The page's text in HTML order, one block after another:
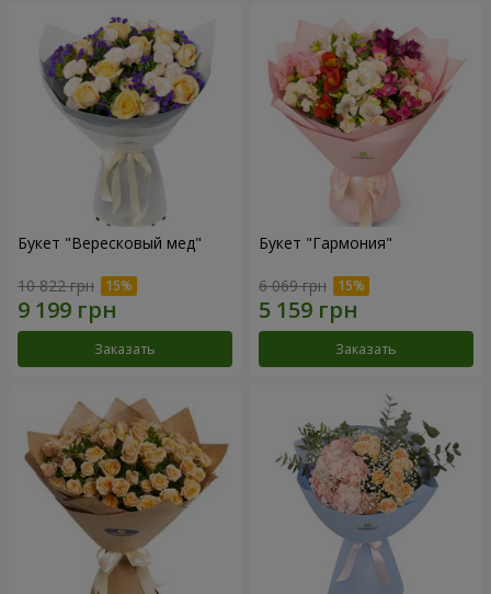
Букет "Вересковый мед"
10 822 грн
Заказать
Букет "Гармония"
6 069 грн
Заказать